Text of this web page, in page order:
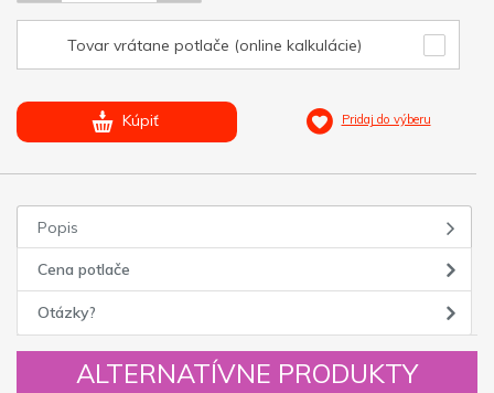
Tovar vrátane potlače (online kalkulácie)
Kúpiť Pridaj do výberu
Popis
Cena potlače
Otázky?
ALTERNATÍVNE PRODUKTY